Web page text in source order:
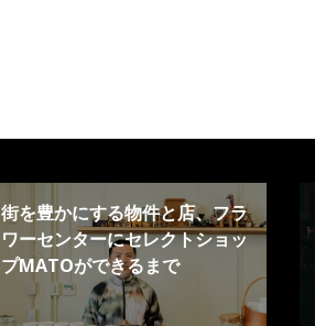
街を豊かにする物件と店、フラ
ワーセンターにセレクトショッ
プMATOができるまで